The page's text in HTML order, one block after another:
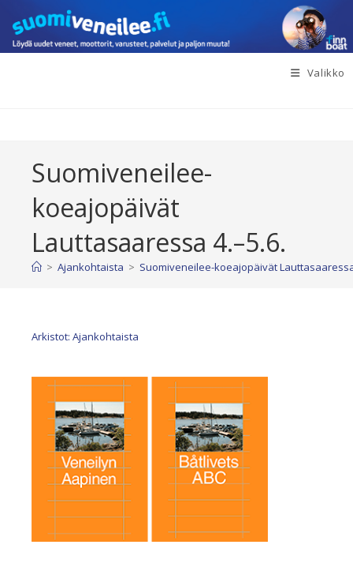
suoraan
sisältöön
Valikko
Suomiveneilee-
koeajopäivät
Lauttasaaressa 4.–5.6.
> Ajankohtaista > Suomiveneilee-koeajopäivät
Arkistot: Ajankohtaista